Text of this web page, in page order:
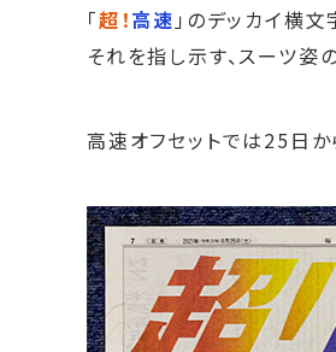
「超！高速 」のデッカイ横文
それを指し示す、スーツ姿
高速オフセットでは25日か